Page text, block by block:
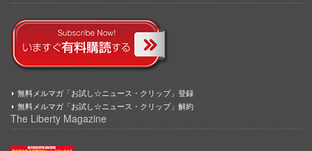
無料メルマガ「お試し☆ニュース・クリップ」登録
無料メルマガ「お試し☆ニュース・クリップ」解約
The Liberty Magazine